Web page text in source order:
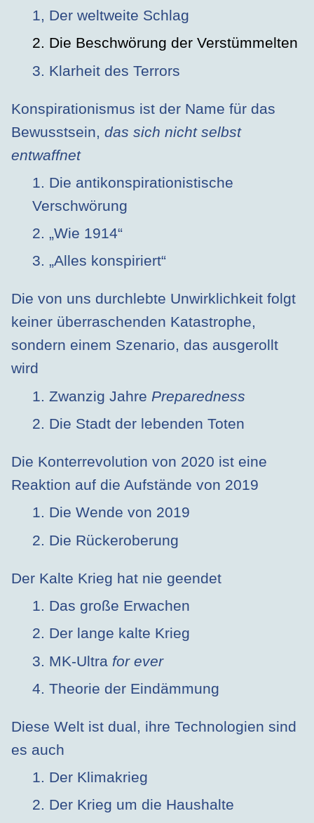
1, Der weltweite Schlag
2. Die Beschwörung der Verstümmelten
3. Klarheit des Terrors
Konspirationismus ist der Name für das
Bewusstsein, das sich nicht selbst
entwaffnet
1. Die antikonspirationistische
Verschwörung
2. „Wie 1914“
3. „Alles konspiriert“
Die von uns durchlebte Unwirklichkeit folgt
keiner überraschenden Katastrophe,
sondern einem Szenario, das ausgerollt
wird
1. Zwanzig Jahre Preparedness
2. Die Stadt der lebenden Toten
Die Konterrevolution von 2020 ist eine
Reaktion auf die Aufstände von 2019
1. Die Wende von 2019
2. Die Rückeroberung
Der Kalte Krieg hat nie geendet
1. Das große Erwachen
2. Der lange kalte Krieg
3. MK-Ultra for ever
4. Theorie der Eindämmung
Diese Welt ist dual, ihre Technologien sind
es auch
1. Der Klimakrieg
2. Der Krieg um die Haushalte